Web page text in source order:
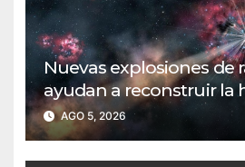
Nuevas explosiones de
ayudan a reconstruir la
universo temprano
AGO 5, 2026